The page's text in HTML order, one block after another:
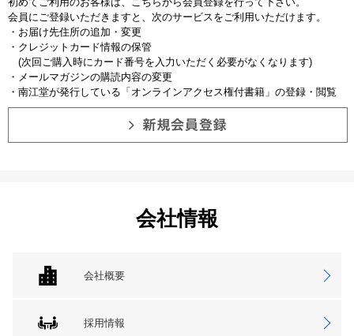
会員にご登録いただきますと、次のサービスをご利用いただけます。
・お届け先住所の追加・変更
・クレジットカード情報の保管
(次回ご購入時にカード番号を入力いただく必要がなくなります)
・メールマガジンの購読内容の変更
・南江堂が発行している「オンラインアクセス権付書籍」の登録・閲覧
会社情報
会社概要
採用情報